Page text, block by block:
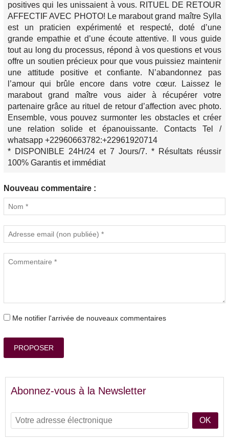
positives qui les unissaient à vous. RITUEL DE RETOUR
AFFECTIF AVEC PHOTO! Le marabout grand maître Sylla
est un praticien expérimenté et respecté, doté d’une
grande empathie et d’une écoute attentive. Il vous guide
tout au long du processus, répond à vos questions et vous
offre un soutien précieux pour que vous puissiez maintenir
une attitude positive et confiante. N’abandonnez pas
l’amour qui brûle encore dans votre cœur. Laissez le
marabout grand maître vous aider à récupérer votre
partenaire grâce au rituel de retour d’affection avec photo.
Ensemble, vous pouvez surmonter les obstacles et créer
une relation solide et épanouissante. Contacts Tel /
whatsapp +22960663782:+22961920714
* DISPONIBLE 24H/24 et 7 Jours/7. * Résultats réussir
100% Garantis et immédiat
Nouveau commentaire :
Me notifier l'arrivée de nouveaux commentaires
PROPOSER
Abonnez-vous à la Newsletter
OK